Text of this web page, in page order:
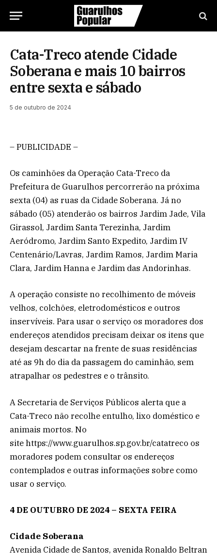
Cata-Treco atende Cidade
Soberana e mais 10 bairros
entre sexta e sábado
5 de outubro de 2024
– PUBLICIDADE –
Os caminhões da Operação Cata-Treco da
Prefeitura de Guarulhos percorrerão na próxima
sexta (04) as ruas da Cidade Soberana. Já no
sábado (05) atenderão os bairros Jardim Jade, Vila
Girassol, Jardim Santa Terezinha, Jardim
Aeródromo, Jardim Santo Expedito, Jardim IV
Centenário/Lavras, Jardim Ramos, Jardim Maria
Clara, Jardim Hanna e Jardim das Andorinhas.
A operação consiste no recolhimento de móveis
velhos, colchões, eletrodomésticos e outros
inservíveis. Para usar o serviço os moradores dos
endereços atendidos precisam deixar os itens que
desejam descartar na frente de suas residências
até as 9h do dia da passagem do caminhão, sem
atrapalhar os pedestres e o trânsito.
A Secretaria de Serviços Públicos alerta que a
Cata-Treco não recolhe entulho, lixo doméstico e
animais mortos. No
site https://www.guarulhos.sp.gov.br/catatreco os
moradores podem consultar os endereços
contemplados e outras informações sobre como
usar o serviço.
4 DE OUTUBRO DE 2024 – SEXTA FEIRA
Cidade Soberana
Avenida Cidade de Santos, avenida Ronaldo Beltran